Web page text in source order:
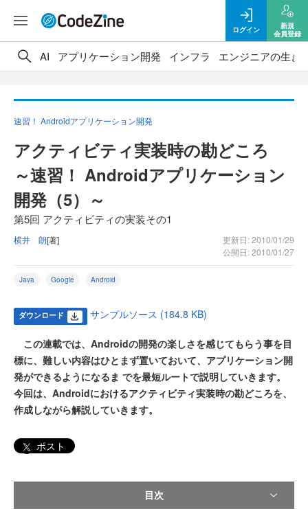
ログイン
新規
会員登録
AI アプリケーション開発 インフラ エンジニアの生き
速習！ Androidアプリケーション開発
アクティビティ実装時の勘どころ
～速習！ Androidアプリケーション
開発（5）～
第5回 アクティビティの実装その1
横井 朗[著]
更新日: 2010/01/29
公開日: 2010/01/27
Java Google Android
ダウンロード サンプルソース (184.8 KB)
この連載では、Androidの開発の楽しさを感じてもらう事を目
標に、難しい内容はひとまず置いておいて、アプリケーション開
発ができるようになるま でを最短ルートで説明していきます。
今回は、Androidにおけるアクティビティ実装時の勘どころを、
作成しながら解説していきます。
ポスト
目次